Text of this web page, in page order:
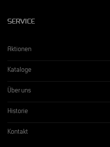
SERVICE
Aktionen
Kataloge
Über uns
Historie
Kontakt